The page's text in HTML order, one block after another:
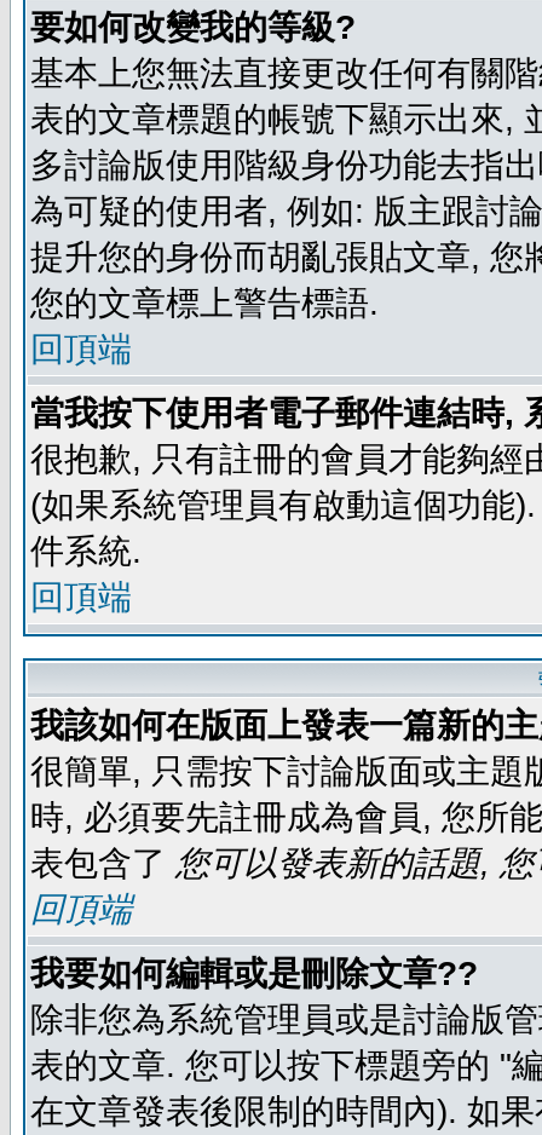
要如何改變我的等級?
基本上您無法直接更改任何有關
表的文章標題的帳號下顯示出來,
多討論版使用階級身份功能去指
為可疑的使用者, 例如: 版主跟討
提升您的身份而胡亂張貼文章,
您的文章標上警告標語.
回頂端
當我按下使用者電子郵件連結時,
很抱歉, 只有註冊的會員才能夠
(如果系統管理員有啟動這個功能
件系統.
回頂端
我該如何在版面上發表一篇新的
很簡單, 只需按下討論版面或主
時, 必須要先註冊成為會員, 您所
表包含了 您可以發表新的話題,
回頂端
我要如何編輯或是刪除文章??
除非您為系統管理員或是討論版
表的文章. 您可以按下標題旁的 "
在文章發表後限制的時間內). 如